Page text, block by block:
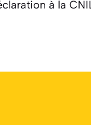
à la